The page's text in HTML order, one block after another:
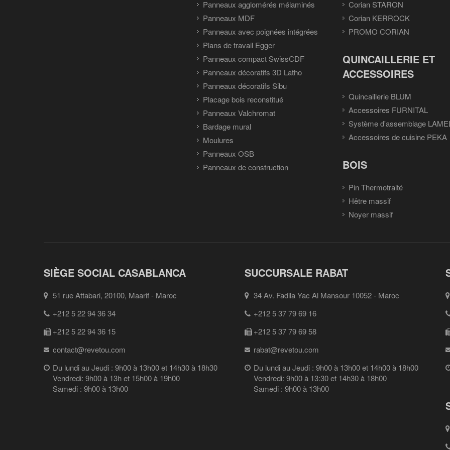
Panneaux agglomérés mélaminés
Panneaux MDF
Panneaux avec poignées intégrées
Plans de travail Egger
Panneaux compact SwissCDF
Panneaux décoratifs 3D Latho
Panneaux décoratifs Sibu
Placage bois reconstitué
Panneaux Valchromat
Bardage mural
Moulures
Panneaux OSB
Panneaux de construction
Corian STARON
Corian KERROCK
PROMO CORIAN
QUINCAILLERIE ET
ACCESSOIRES
Quincaillerie BLUM
Accessoires FURNITAL
Système d'assemblage
Accessoires de cuisine PEKA
BOIS
Pin Thermotraité
Hêtre massif
Noyer massif
SIÈGE SOCIAL CASABLANCA
51 rue Attabari, 20100, Maarif - Maroc
+212 5 22 94 36 34
+212 5 22 94 36 15
contact@revetou.com
Du lundi au Jeudi : 9h00 à 13h00 et 14h30 à 18h30
Vendredi: 9h00 à 13h et 15h00 à 19h00
Samedi : 9h00 à 13h00
SUCCURSALE RABAT
34 Av. Fadila Yac Al Mansour 10052 - Maroc
+212 5 37 79 69 16
+212 5 37 79 69 58
rabat@revetou.com
Du lundi au Jeudi : 9h00 à 13h00 et 14h00 à 18h00
Vendredi: 9h00 à 13:30 et 14h30 à 18h00
Samedi : 9h00 à 13h00